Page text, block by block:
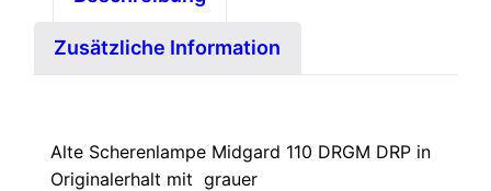
Zusätzliche Information
Alte Scherenlampe Midgard 110 DRGM DRP in
Originalerhalt mit grauer